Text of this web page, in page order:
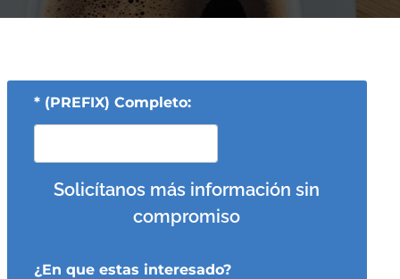
* (PREFIX) Completo:
Solicítanos más información sin
compromiso
¿En que estas interesado?